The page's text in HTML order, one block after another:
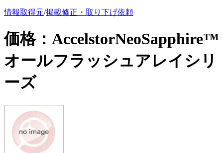
情報取得元/掲載修正・取り下げ依頼
価格： AccelstorNeoSapphire™
オールフラッシュアレイシリ
ーズ